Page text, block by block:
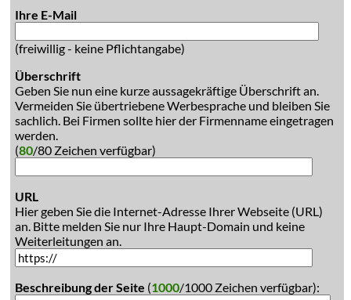
Ihre E-Mail
(freiwillig - keine Pflichtangabe)
Überschrift
Geben Sie nun eine kurze aussagekräftige Überschrift an.
Vermeiden Sie übertriebene Werbesprache und bleiben Sie
sachlich. Bei Firmen sollte hier der Firmenname eingetragen
werden.
(80/80 Zeichen verfügbar)
URL
Hier geben Sie die Internet-Adresse Ihrer Webseite (URL)
an. Bitte melden Sie nur Ihre Haupt-Domain und keine
Weiterleitungen an.
Beschreibung der Seite (1000/1000 Zeichen verfügbar):